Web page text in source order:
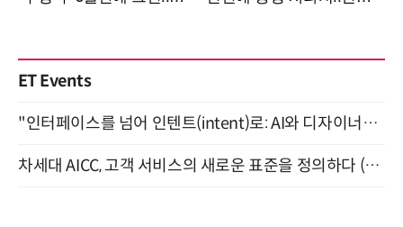
ET Events
"인터페이스를 넘어 인텐트(intent)로: AI와 디자이너가 함께 만드는 공존의 UX" 강남역 (9/2)
차세대 AICC, 고객 서비스의 새로운 표준을 정의하다 (9/9)